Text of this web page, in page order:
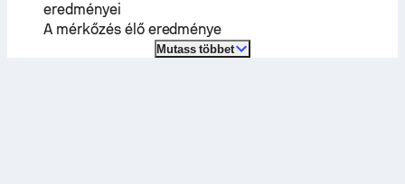
eredményei
A mérkőzés élő eredménye
Mutass többet